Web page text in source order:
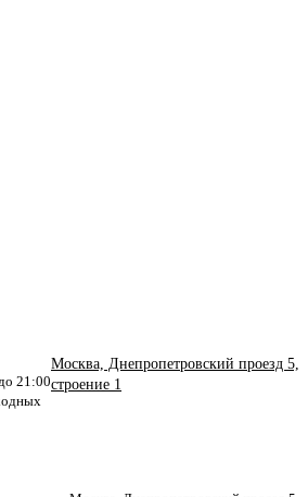
Москва, Днепропетровский проезд 5,
строение 1
21:00